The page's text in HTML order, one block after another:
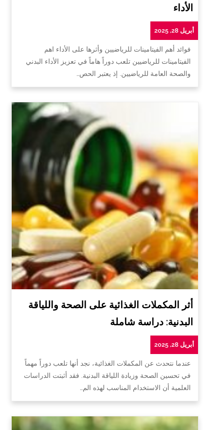
الأداء
أبريل 28, 2025
فوائد أهم الفيتامينات للرياضيين وأثرها على الأداء اهم
الفيتامينات للرياضيين تلعب دوراً هاماً في تعزيز الأداء البدني
والصحة العامة للرياضيين. إذ يعتبر الحص…
أثر المكملات الغذائية على الصحة واللياقة
البدنية: دراسة شاملة
أبريل 28, 2025
عندما نتحدث عن المكملات الغذائية، نجد أنها تلعب دوراً مهماً
في تحسين الصحة وزيادة اللياقة البدنية. فقد أثبتت الدراسات
العلمية أن الاستخدام المناسب لهذه الم…